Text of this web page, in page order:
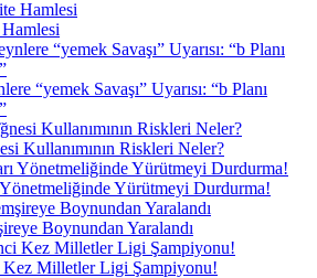
“yemek Savaşı” Uyarısı: “b Planı
Kullanımının Riskleri Neler?
Yürütmeyi Durdurma!
Boynundan Yaralandı
Kez Milletler Ligi Şampiyonu!